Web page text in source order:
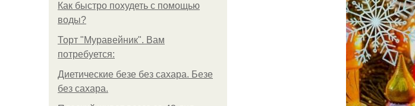
Как быстро похудеть с помощью
воды?
Торт "Муравейник". Вам
потребуется:
Диетические безе без сахара. Безе
без сахара.